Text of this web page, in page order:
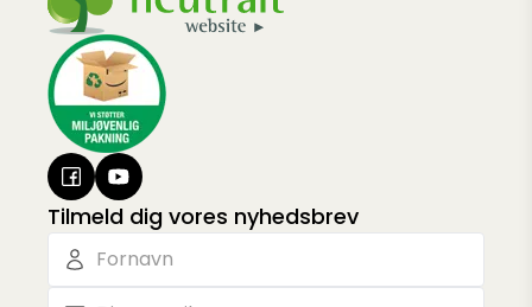
Tilmeld dig vores nyhedsbrev